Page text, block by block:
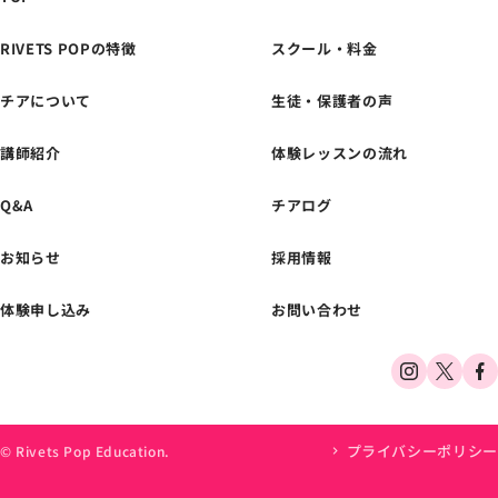
体験レッスンの
お申し込みはこちら
RIVETS POPの特徴 スクール・料金
チアについて 生徒・保護者の声
講師紹介 体験レッスンの流れ
Q&A チアログ
お知らせ 採用情報
体験申し込み お問い合わせ
プライバシーポリシー
© Rivets Pop Education.